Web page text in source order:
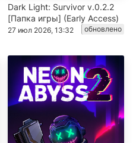
Dark Light: Survivor v.0.2.2
[Папка игры] (Early Access)
27 июл 2026, 13:32 обновлено